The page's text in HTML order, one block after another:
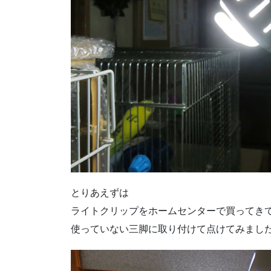
とりあえずは
ライトクリップをホームセンターで買ってき
使っていない三脚に取り付けて点けてみまし